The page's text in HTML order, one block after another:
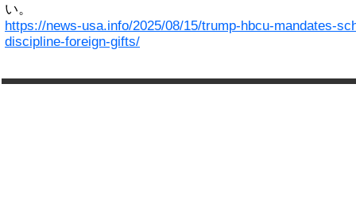
い。
https://news-usa.info/2025/08/15/trump-hbcu-mandates-
discipline-foreign-gifts/